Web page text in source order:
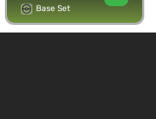
Base Set